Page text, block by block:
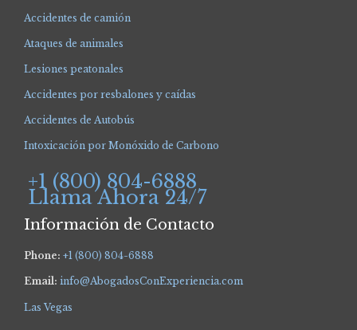
Accidentes de camión
Ataques de animales
Lesiones peatonales
Accidentes por resbalones y caídas
Accidentes de Autobús
Intoxicación por Monóxido de Carbono
+1 (800) 804-6888
Llama Ahora 24/7
Información de Contacto
Phone: +1 (800) 804-6888
Email: info@AbogadosConExperiencia.com
Las Vegas